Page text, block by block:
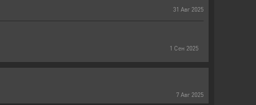
31 Авг 2025
1 Сен 2025
7 Авг 2025